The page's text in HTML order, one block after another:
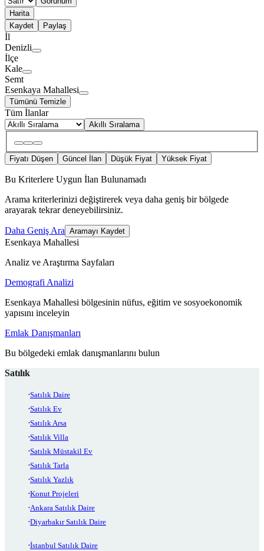
Harita
Kaydet
Paylaş
İl
Denizli
İlçe
Kale
Semt
Esenkaya Mahallesi
Tümünü Temizle
Tüm İlanlar
Akıllı Sıralama
Fiyatı Düşen Güncel İlan Düşük Fiyat Yüksek Fiyat
Bu Kriterlere Uygun İlan Bulunamadı
Arama kriterlerinizi değiştirerek veya daha geniş bir bölgede
arayarak tekrar deneyebilirsiniz.
Daha Geniş Ara Aramayı Kaydet
Esenkaya Mahallesi
Analiz ve Araştırma Sayfaları
Demografi Analizi
Esenkaya Mahallesi bölgesinin nüfus, eğitim ve sosyoekonomik
yapısını inceleyin
Emlak Danışmanları
Bu bölgedeki emlak danışmanlarını bulun
Satılık
Satılık Daire
Satılık Ev
Satılık Arsa
Satılık Villa
Satılık Müstakil Ev
Satılık Tarla
Satılık Yazlık
Konut Projeleri
Ankara Satılık Daire
Diyarbakır Satılık Daire
İstanbul Satılık Daire